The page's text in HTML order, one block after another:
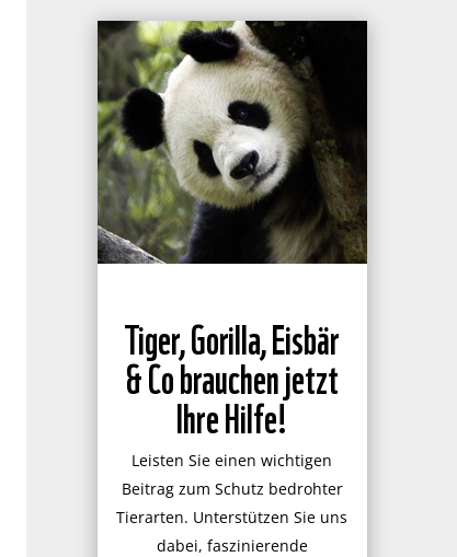
Tiger, Gorilla, Eisbär
& Co brauchen jetzt
Ihre Hilfe!
Leisten Sie einen wichtigen
Beitrag zum Schutz bedrohter
Tierarten. Unterstützen Sie uns
dabei, faszinierende